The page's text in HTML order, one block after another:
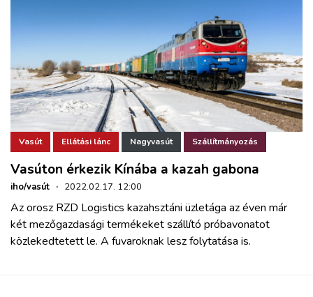
Vasút Ellátási lánc Nagyvasút Szállítmányozás
Vasúton érkezik Kínába a kazah gabona
iho/vasút · 2022.02.17. 12:00
Az orosz RZD Logistics kazahsztáni üzletága az éven már
két mezőgazdasági termékeket szállító próbavonatot
közlekedtetett le. A fuvaroknak lesz folytatása is.